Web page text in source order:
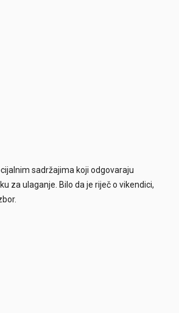
sadržajima koji odgovaraju
za ulaganje. Bilo da je riječ o vikendici,